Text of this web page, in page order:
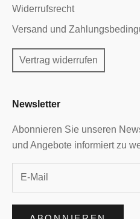
Widerrufsrecht
Versand und
Vertrag widerrufen
Newsletter
Abonnieren Sie unseren
und Angebote informiert zu